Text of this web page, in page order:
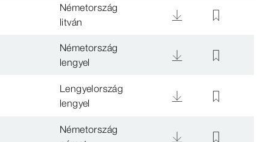
Németország
litván
Németország
lengyel
Lengyelország
lengyel
Németország